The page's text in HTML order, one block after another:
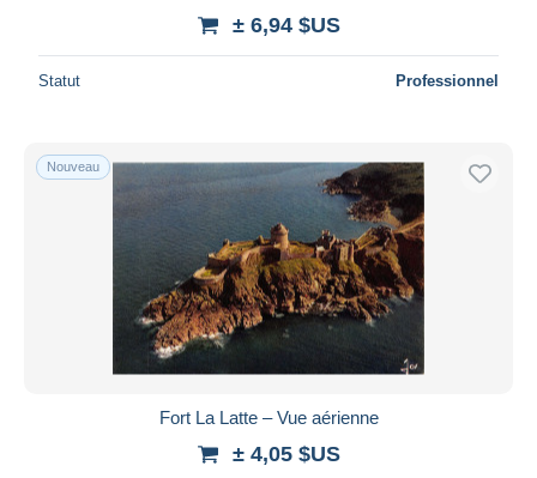
± 6,94 $US
Statut Professionnel
Nouveau
Fort La Latte – Vue aérienne
± 4,05 $US